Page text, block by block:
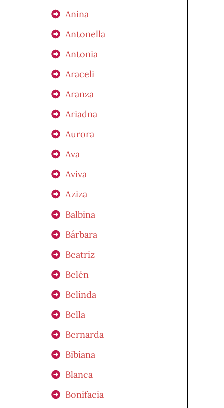
Anina
Antonella
Antonia
Araceli
Aranza
Ariadna
Aurora
Ava
Aviva
Aziza
Balbina
Bárbara
Beatriz
Belén
Belinda
Bella
Bernarda
Bibiana
Blanca
Bonifacia